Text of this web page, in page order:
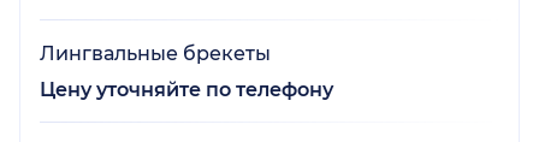
Лингвальные брекеты
Цену уточняйте по телефону